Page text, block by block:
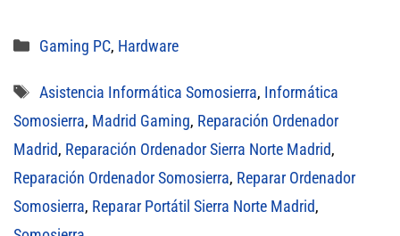
Categorías
Gaming PC, Hardware
Etiquetas
Asistencia Informática Somosierra, Informática
Somosierra, Madrid Gaming, Reparación Ordenador
Madrid, Reparación Ordenador Sierra Norte Madrid,
Reparación Ordenador Somosierra, Reparar Ordenador
Somosierra, Reparar Portátil Sierra Norte Madrid,